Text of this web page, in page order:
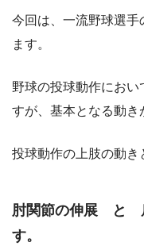
今回は、一流野球選手
ます。
野球の投球動作にお
すが、基本となる動き
投球動作の上肢の動き
肘関節の伸展 と
す。